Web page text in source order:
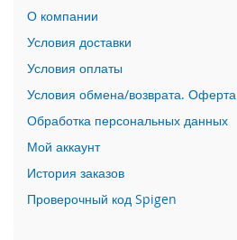
P
h
o
n
e
1
7
P
r
o
i
О компании
Условия доставки
Условия оплаты
Условия обмена/возврата. Оферта
Обработка персональных данных
Мой аккаунт
История заказов
Проверочный код Spigen